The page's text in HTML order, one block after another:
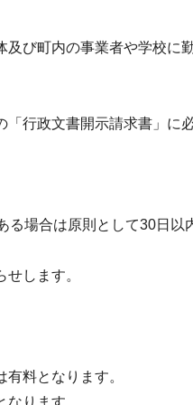
び町内の事業者や学校に
行政文書開示請求書」に
場合は原則として30日以
します。
料となります。